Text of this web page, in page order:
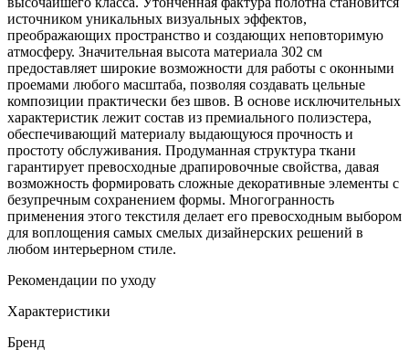
источником уникальных визуальных эффектов,
преображающих пространство и создающих неповторимую
атмосферу. Значительная высота материала 302 см
предоставляет широкие возможности для работы с оконными
проемами любого масштаба, позволяя создавать цельные
композиции практически без швов. В основе исключительных
характеристик лежит состав из премиального полиэстера,
обеспечивающий материалу выдающуюся прочность и
простоту обслуживания. Продуманная структура ткани
гарантирует превосходные драпировочные свойства, давая
возможность формировать сложные декоративные элементы с
безупречным сохранением формы. Многогранность
применения этого текстиля делает его превосходным выбором
для воплощения самых смелых дизайнерских решений в
любом интерьерном стиле.
Рекомендации по уходу
Характеристики
Бренд